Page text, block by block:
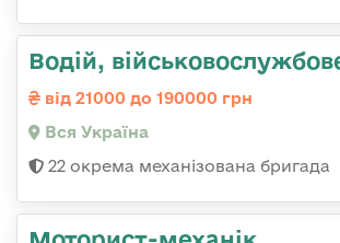
Водій,
від 21000 до 190000 грн
Вся Україна
22 окрема механізована бригада